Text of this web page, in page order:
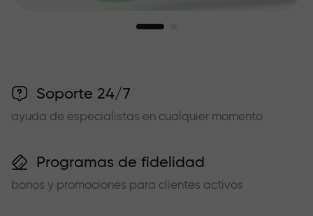
Soporte 24/7
ayuda de especialistas en cualquier momento
Programas de fidelidad
bonos y promociones para clientes activos